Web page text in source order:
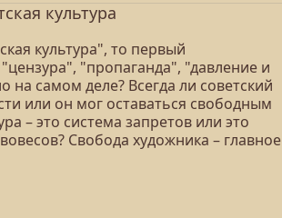
культура
культура", то первый
"пропаганда", "давление и
на самом деле? Всегда ли советский
или он мог оставаться свободным
– это система запретов или это
Свобода художника – главное